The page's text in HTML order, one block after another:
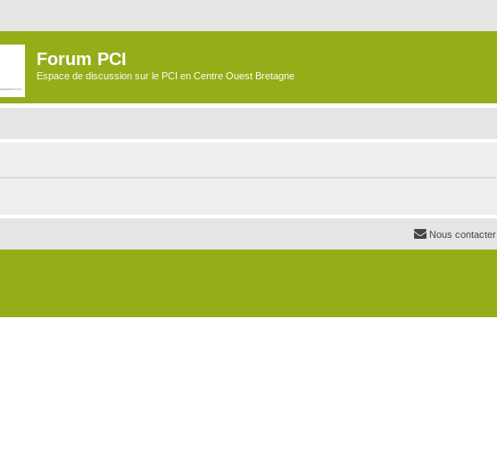
Forum PCI
Espace de discussion sur le PCI en Centre Ouest Bretagne
Nous contacter